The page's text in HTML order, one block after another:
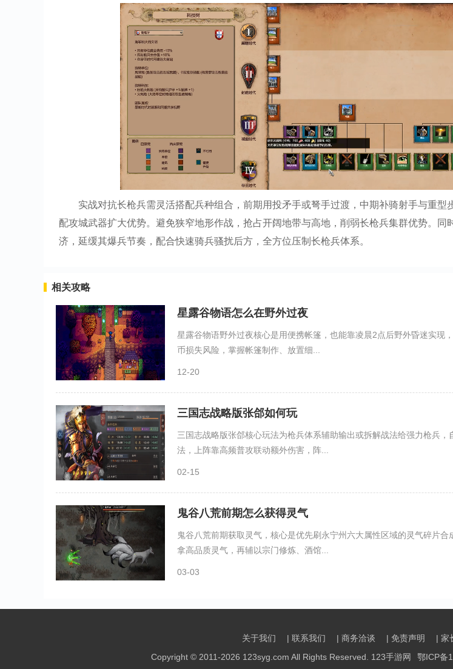
实战对抗长枪兵需灵活搭配兵种组合，前期用投矛手或弩手过渡，中期补骑射手与重型
配攻城武器扩大优势。避免狭窄地形作战，抢占开阔地带与高地，削弱长枪兵集群优势。同
济，延缓其爆兵节奏，配合快速骑兵骚扰后方，全方位压制长枪兵体系。
相关攻略
星露谷物语怎么在野外过夜
星露谷物语野外过夜核心是用便携帐篷，也能靠凌晨2点后野外昏迷实现
币损失风险，掌握帐篷制作、放置细...
12-20
三国志战略版张郃如何玩
三国志战略版张郃核心玩法为枪兵体系辅助输出或拆解战法给强力枪兵，
法，上阵靠高频普攻联动额外伤害，阵...
02-15
鬼谷八荒前期怎么获得灵气
鬼谷八荒前期获取灵气，核心是优先刷永宁州六大属性区域的灵气碎片合
拿高品质灵气，再辅以宗门修炼、酒馆...
03-03
关于我们 | 联系我们 | 商务洽谈 | 免责声明 | 家
Copyright © 2011-2026 123syg.com All Rights Reserved. 123手游网
鄂ICP备